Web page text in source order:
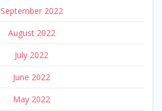
September 2022
August 2022
July 2022
June 2022
May 2022